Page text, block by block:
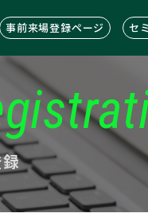
事前来場登録ページ セ